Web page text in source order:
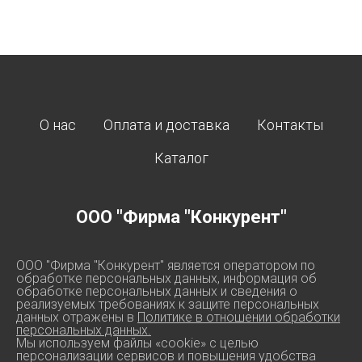
О нас Оплата и доставка
Контакты
Каталог
ООО "Фирма "Конкурент"
ООО "Фирма "Конкурент" является оператором по
обработке персональных данных, информация об
обработке персональных данных и сведения о
реализуемых требованиях к защите персональных
данных отражены в Политике в отношении обработки
персональных данных.
Мы используем файлы «cookie» с целью
персонализации сервисов и повышения удобства